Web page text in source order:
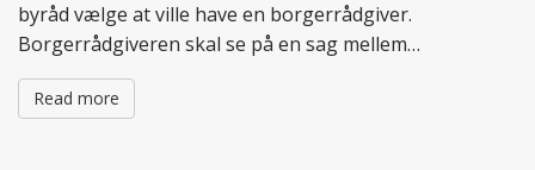
byråd vælge at ville have en borgerrådgiver.
Borgerrådgiveren skal se på en sag mellem…
Read more